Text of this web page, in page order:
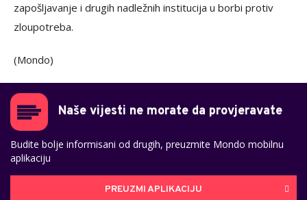
zapošljavanje i drugih nadležnih institucija u borbi protiv
zloupotreba.
(Mondo)
Naše vijesti ne morate da provjeravate
Budite bolje informisani od drugih, preuzmite Mondo mobilnu
aplikaciju
PREUZMI APLIKACIJU